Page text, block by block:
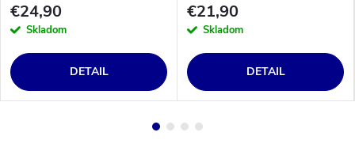
€24,90
Skladom
DETAIL
€21,90
Skladom
DETAIL